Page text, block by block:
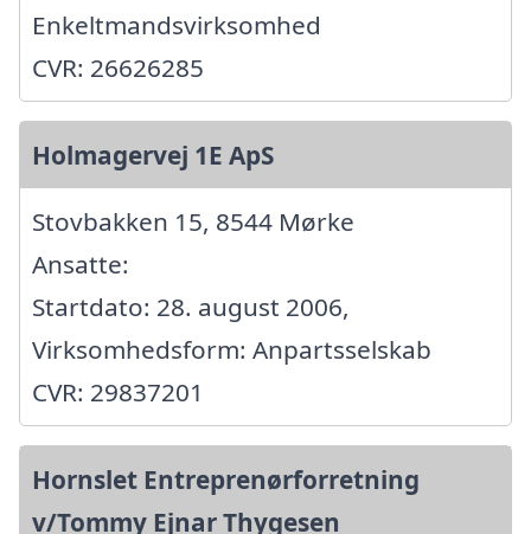
Enkeltmandsvirksomhed
CVR: 26626285
Holmagervej 1E ApS
Stovbakken 15, 8544 Mørke
Ansatte:
Startdato: 28. august 2006,
Virksomhedsform: Anpartsselskab
CVR: 29837201
Hornslet Entreprenørforretning
v/Tommy Ejnar Thygesen